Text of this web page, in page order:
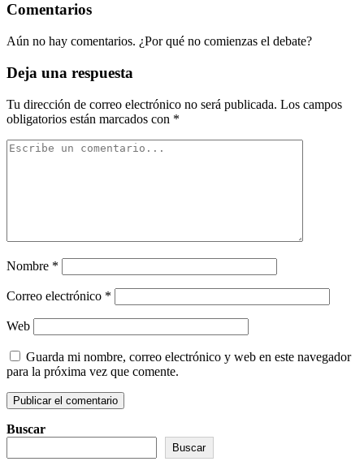
Comentarios
Aún no hay comentarios. ¿Por qué no comienzas el debate?
Deja una respuesta
Tu dirección de correo electrónico no será publicada. Los campos
obligatorios están marcados con *
Nombre *
Correo electrónico *
Web
Guarda mi nombre, correo electrónico y web en este navegador
para la próxima vez que comente.
Buscar
Buscar